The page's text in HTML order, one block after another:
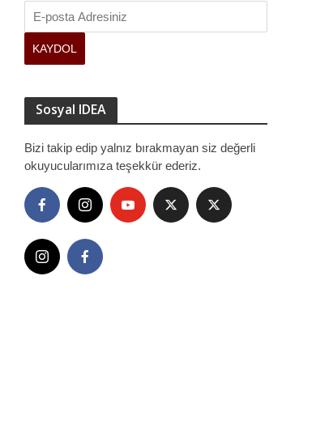
Sosyal IDEA
Bizi takip edip yalnız bırakmayan siz değerli
okuyucularımıza teşekkür ederiz.